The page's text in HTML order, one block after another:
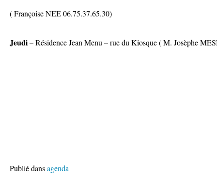
( Françoise NEE 06.75.37.65.30)
Jeudi– Résidence Jean Menu – rue du Kiosque ( M. Josèphe
Publié dansagenda